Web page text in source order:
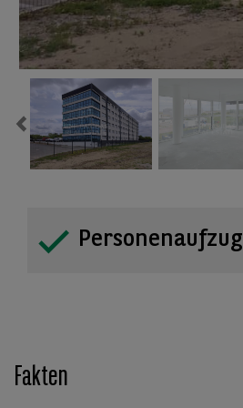
Previous
Personenaufzug
Fakten